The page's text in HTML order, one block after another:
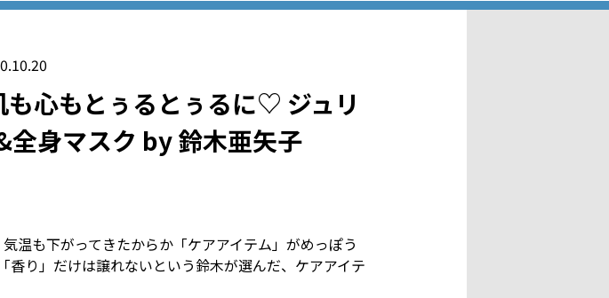
も心もとぅるとぅるに♡ ジュリ
身マスク by 鈴木亜矢子
温も下がってきたからか「ケアアイテム」がめっぽう
り」だけは譲れないという鈴木が選んだ、ケアアイテ